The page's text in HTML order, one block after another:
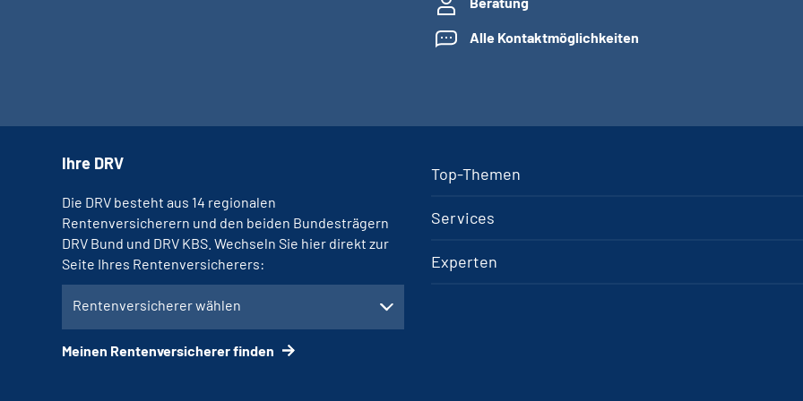
Alle Kontaktmöglichkeiten
Top-Themen
Services
Experten
Ihre DRV
Die DRV besteht aus 14 regionalen
Rentenversicherern und den beiden Bundesträgern
DRV Bund und DRV KBS. Wechseln Sie hier direkt zur
Seite Ihres Rentenversicherers:
Rentenversicherer wählen
Meinen Rentenversicherer finden